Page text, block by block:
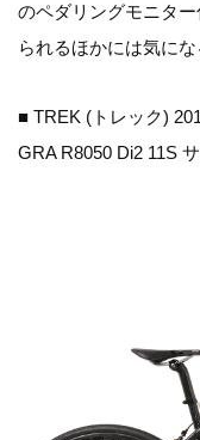
のペダリングモニタ
られるほかには気に
■ TREK (トレック)
GRA R8050 Di2 11S